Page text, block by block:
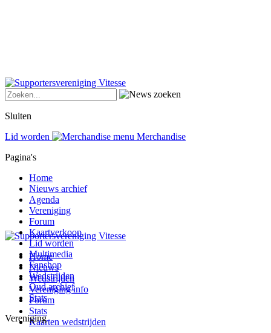
Home
Nieuws
Wedstrijden
Vereniging info
Forum
Stats
Kaarten wedstrijden
Sluiten
Lid worden
Merchandise
Pagina's
Home
Nieuws archief
Agenda
Vereniging
Forum
Kaartverkoop
Lid worden
Multimedia
Fanshop
Wedstrijden
Oud archief
Stats
Vereniging